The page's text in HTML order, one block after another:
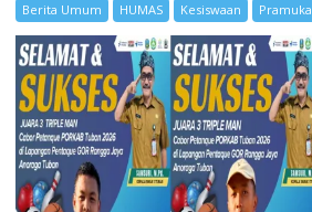
Berita Umum HUMAS Kesiswaan Pramuka